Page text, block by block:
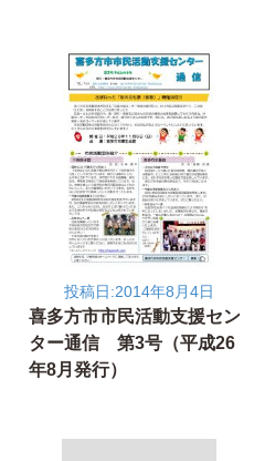
投稿日:2014年8月4日
喜多方市市民活動支援セン
ター通信 第3号（平成26
年8月発行）